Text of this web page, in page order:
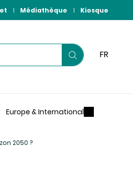
Médiathèque Kiosque
Lancer
FR
Europe & International
2050 ?